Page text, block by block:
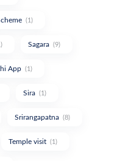
(1)
Sagara (9)
App (1)
Sira (1)
Srirangapatna (8)
Temple visit (1)